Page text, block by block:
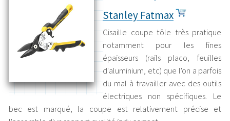
Stanley Fatmax
Cisaille coupe tôle très pratique
notamment pour les fines
épaisseurs (rails placo, feuilles
d'aluminium, etc) que l'on a parfois
du mal à travailler avec des outils
électriques non spécifiques. Le
bec est marqué, la coupe est relativement précise et